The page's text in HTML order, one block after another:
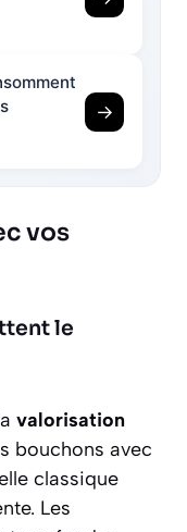
→
vos
le
valorisation
bouchons avec
classique
Les